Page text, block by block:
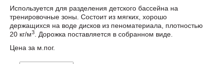
Используется для разделения детского бассейна на
тренировочные зоны. Состоит из мягких, хорошо
держащихся на воде дисков из пеноматериала, плотностью
20 кг/м3
. Дорожка поставляется в собранном виде.
Цена за м.пог.